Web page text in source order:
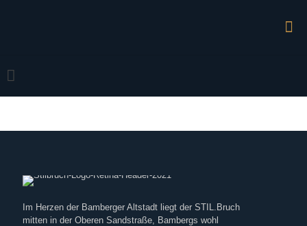
Im Herzen der Bamberger Altstadt liegt der STIL.Bruch
mitten in der Oberen Sandstraße, Bambergs wohl